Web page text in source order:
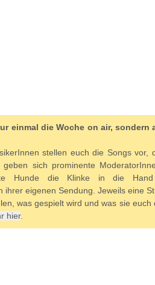
einmal die Woche on air, sondern
stellen euch die Songs vor,
sich prominente
Hunde die Klinke in die
ihrer eigenen Sendung. Jeweils eine
was gespielt wird und was sie euch
hier.